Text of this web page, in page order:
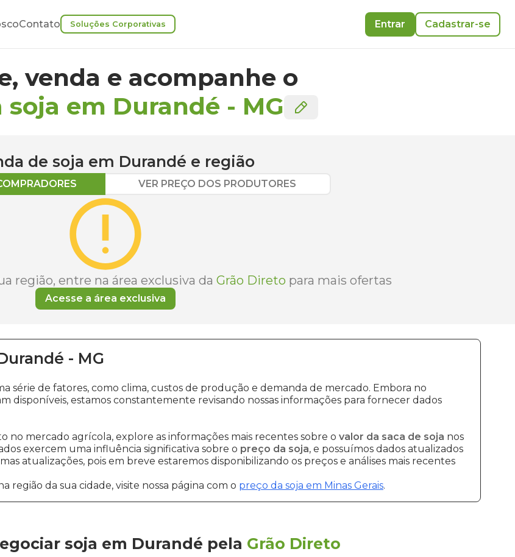
Contato Soluções Corporativas Entrar Cadastrar-se
venda e acompanhe o
soja em Durandé - MG
de soja em Durandé e região
VER PREÇO DOS PRODUTORES
região, entre na área exclusiva da Grão Direto para mais ofertas
Acesse a área exclusiva
- MG
série de fatores, como clima, custos de produção e demanda de mercado. Embora no
disponíveis, estamos constantemente revisando nossas informações para fornecer dados
no mercado agrícola, explore as informações mais recentes sobre o valor da saca de soja nos
exercem uma influência significativa sobre o preço da soja, e possuímos dados atualizados
atualizações, pois em breve estaremos disponibilizando os preços e análises mais recentes
região da sua cidade, visite nossa página com o preço da soja em Minas Gerais.
soja em Durandé pela Grão Direto